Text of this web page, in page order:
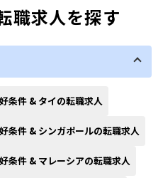
職求人を探す
条件 & タイの転職求人
条件 & シンガポールの転職求人
条件 & マレーシアの転職求人